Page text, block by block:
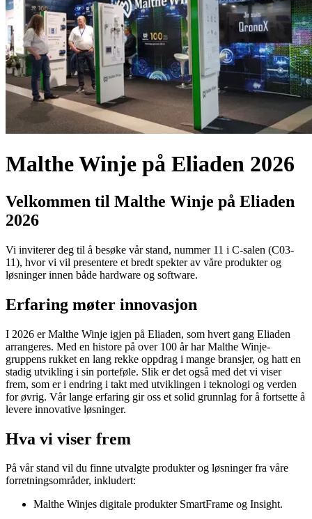
Malthe Winje på Eliaden 2026
Velkommen til Malthe Winje på Eliaden
2026
Vi inviterer deg til å besøke vår stand, nummer 11 i C-salen (C03-
11), hvor vi vil presentere et bredt spekter av våre produkter og
løsninger innen både hardware og software.
Erfaring møter innovasjon
I 2026 er Malthe Winje igjen på Eliaden, som hvert gang Eliaden
arrangeres. Med en histore på over 100 år har Malthe Winje-
gruppens rukket en lang rekke oppdrag i mange bransjer, og hatt en
stadig utvikling i sin porteføle. Slik er det også med det vi viser
frem, som er i endring i takt med utviklingen i teknologi og verden
for øvrig. Vår lange erfaring gir oss et solid grunnlag for å fortsette å
levere innovative løsninger.
Hva vi viser frem
På vår stand vil du finne utvalgte produkter og løsninger fra våre
forretningsområder, inkludert:
Malthe Winjes digitale produkter SmartFrame og Insight.